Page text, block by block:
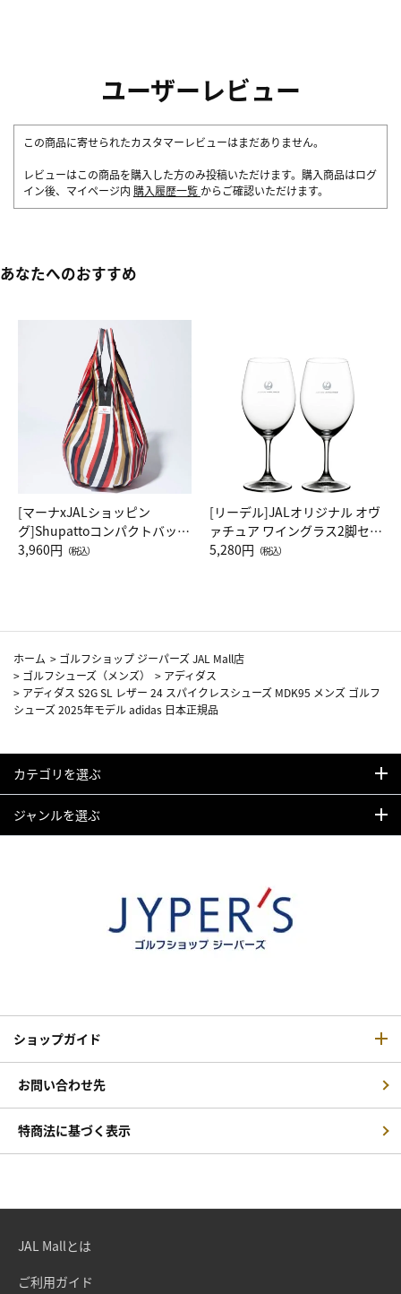
ユーザーレビュー
この商品に寄せられたカスタマーレビューはまだありません。
レビューはこの商品を購入した方のみ投稿いただけます。購入商品はログ
イン後、マイページ内 購入履歴一覧 からご確認いただけます。
あなたへのおすすめ
[マーナxJALショッピン
グ]Shupattoコンパクトバッグ
Drop JAL客室乗務員（LC）ス
3,960円 （税込）
[リーデル]JALオリジナル オヴ
ァチュア ワイングラス2脚セッ
ト（レッドワイン）
5,280円 （税込）
ホーム > ゴルフショップ ジーパーズ JAL Mall店
> ゴルフシューズ（メンズ） > アディダス
> アディダス S2G SL レザー 24 スパイクレスシューズ MDK95 メンズ ゴルフ
シューズ 2025年モデル adidas 日本正規品
カテゴリを選ぶ
ジャンルを選ぶ
ショップガイド
お問い合わせ先
特商法に基づく表示
JAL Mallとは
ご利用ガイド